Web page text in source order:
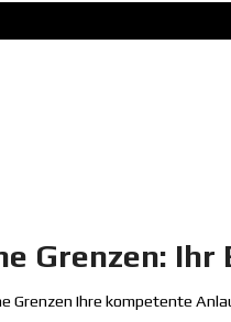
Grenzen:
Grenzen Ihre kompetente